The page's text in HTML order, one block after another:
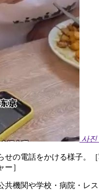
사진
せの電話をかける様子。
］
共機関や学校・病院・レ